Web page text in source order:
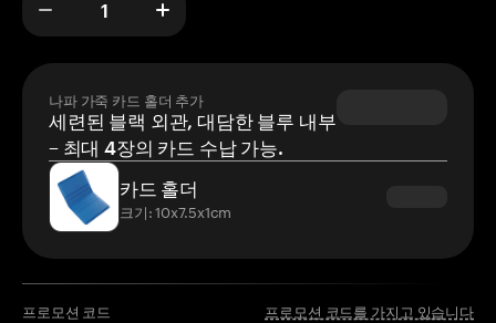
나파 가죽 카드 홀더 추가
세련된 블랙 외관, 대담한 블루 내부
– 최대 4장의 카드 수납 가능.
카드 홀더
크기: 10x7.5x1cm
프로모션 코드 프로모션 코드를 가지고 있습니다